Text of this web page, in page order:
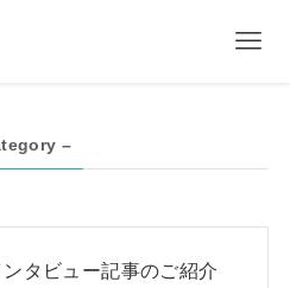
–
タビュー記事のご紹介